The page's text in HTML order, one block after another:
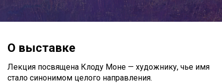
О выставке
Лекция посвящена Клоду Моне — художнику, чье имя
стало синонимом целого направления.